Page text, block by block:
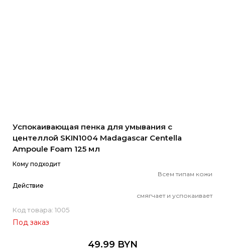
Успокаивающая пенка для умывания с
центеллой SKIN1004 Madagascar Centella
Ampoule Foam 125 мл
Кому подходит
Всем типам кожи
Действие
смягчает и успокаивает
Код товара: 1005
Под заказ
49.99 BYN